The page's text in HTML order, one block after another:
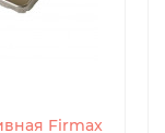
Firmax